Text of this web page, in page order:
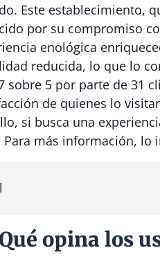
Este establecimiento,
por su compromiso
enológica
reducida, lo que lo
sobre 5 por parte de 31
de quienes lo
si busca una
Para más información, lo
opina los